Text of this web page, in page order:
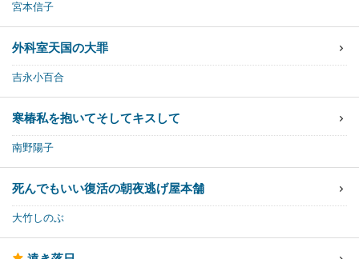
宮本信子
外科室天国の大罪
吉永小百合
寒椿私を抱いてそしてキスして
南野陽子
死んでもいい復活の朝夜逃げ屋本舗
大竹しのぶ